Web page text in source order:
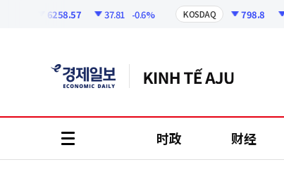
6258.57 37.81 -0.6% KOSDAQ 798.8
时政 财经